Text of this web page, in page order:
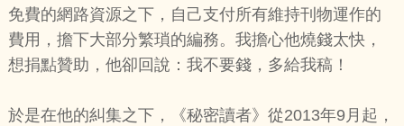
免費的網路資源之下，自己支付所有維持刊物運作的
費用，擔下大部分繁瑣的編務。我擔心他燒錢太快，
想捐點贊助，他卻回說：我不要錢，多給我稿！
於是在他的糾集之下，《秘密讀者》從2013年9月起，